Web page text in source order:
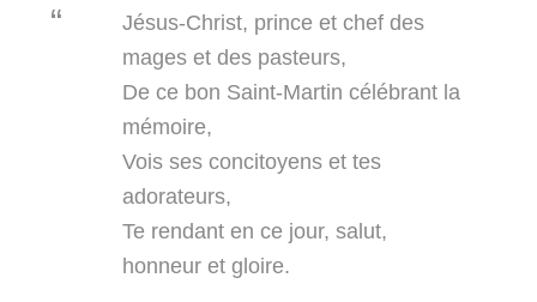
Jésus-Christ, prince et chef des
mages et des pasteurs,
De ce bon Saint-Martin célébrant la
mémoire,
Vois ses concitoyens et tes
adorateurs,
Te rendant en ce jour, salut,
honneur et gloire.